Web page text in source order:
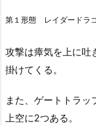
第１形態 レイダードラ
攻撃は瘴気を上に吐
掛けてくる。
また、ゲートトラッ
上空に2つある。